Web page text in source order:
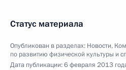
Статус материала
Опубликован в разделах: Новости,
по развитию физической культуры и
Дата публикации:6 февраля 2013